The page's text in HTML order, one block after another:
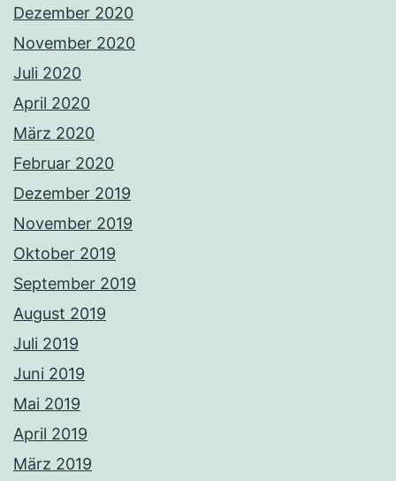
Dezember 2020
November 2020
Juli 2020
April 2020
März 2020
Februar 2020
Dezember 2019
November 2019
Oktober 2019
September 2019
August 2019
Juli 2019
Juni 2019
Mai 2019
April 2019
März 2019